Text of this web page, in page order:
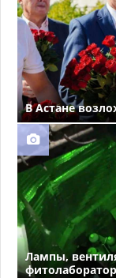
В Астане
Лампы,